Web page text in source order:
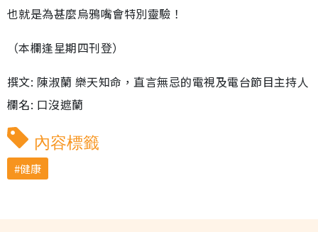
也就是為甚麼烏鴉嘴會特別靈驗！
（本欄逢星期四刊登）
撰文: 陳淑蘭 樂天知命，直言無忌的電視及電台節目主持人
欄名: 口沒遮蘭
內容標籤
健康